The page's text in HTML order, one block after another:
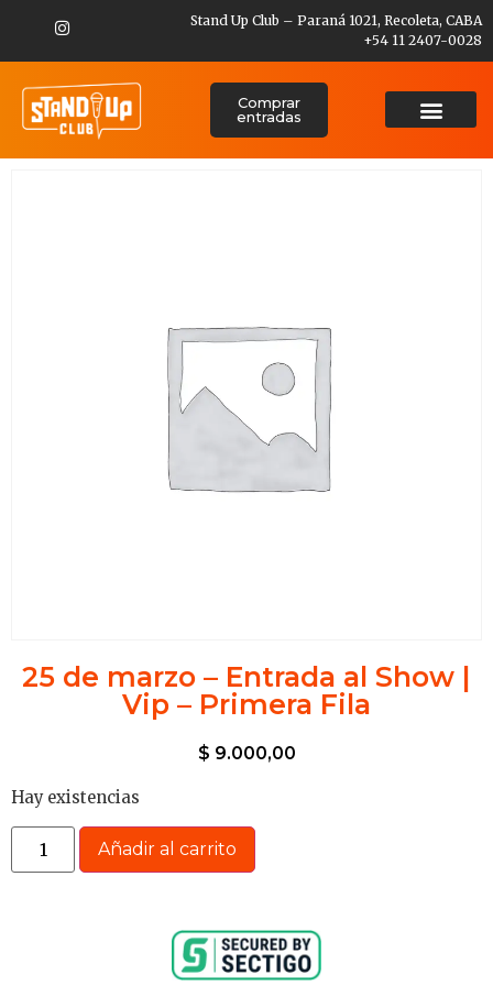
Stand Up Club – Paraná 1021, Recoleta, CABA
+54 11 2407-0028
Comprar
entradas
25 de marzo – Entrada al Show |
Vip – Primera Fila
$ 9.000,00
Hay existencias
Añadir al carrito